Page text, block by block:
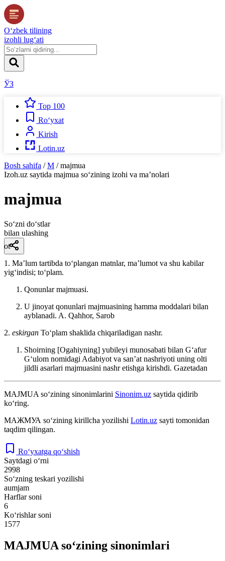
O‘zbek tilining
izohli lug‘ati
ЎЗ
Top 100
Ro‘yxat
Kirish
Lotin.uz
Bosh sahifa / M / majmua
Izoh.uz saytida majmua so‘zining izohi va ma’nolari
majmua
So‘zni do‘stlar
bilan ulashing
ot
1. Maʼlum tartibda toʻplangan matnlar, maʼlumot va shu kabilar
yigʻindisi; toʻplam.
Qonunlar majmuasi.
U jinoyat qonunlari majmuasining hamma moddalari bilan
ayblanadi. A. Qahhor, Sarob
2. eskirgan Toʻplam shaklida chiqariladigan nashr.
Shoirning [Ogahiyning] yubileyi munosabati bilan Gʻafur
Gʻulom nomidagi Adabiyot va sanʼat nashriyoti uning olti
jildli asarlari majmuasini nashr etishga kirishdi. Gazetadan
MAJMUA so‘zining sinonimlarini Sinonim.uz saytida qidirib
ko‘ring.
МАЖМУА so‘zining kirillcha yozilishi Lotin.uz sayti tomonidan
taqdim qilingan.
Ro‘yxatga qo‘shish
Saytdagi o‘rni
2998
So‘zning teskari yozilishi
aumjam
Harflar soni
6
Ko‘rishlar soni
1577
MAJMUA so‘zining sinonimlari